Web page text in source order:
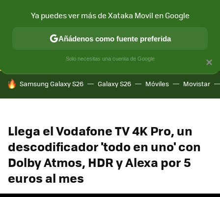
CONECTIVIDAD MÓVIL Y SOCIEDAD APLICACIONES
HOY SE HABLA DE
Samsung Galaxy S26 Galaxy S26 Móviles Movistar
Llega el Vodafone TV 4K Pro, un
descodificador 'todo en uno' con
Dolby Atmos, HDR y Alexa por 5
euros al mes
×
Ya puedes ver más de Xataka Movil en Google
Añádenos como fuente preferida
Solo necesitas una cuenta de Google